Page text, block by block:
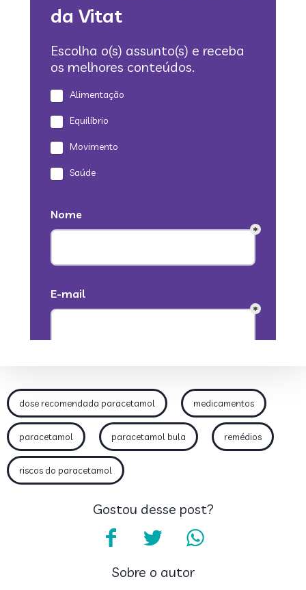
dose recomendada paracetamol medicamentos
paracetamol paracetamol bula remédios
riscos do paracetamol
Gostou desse post?
Sobre o autor